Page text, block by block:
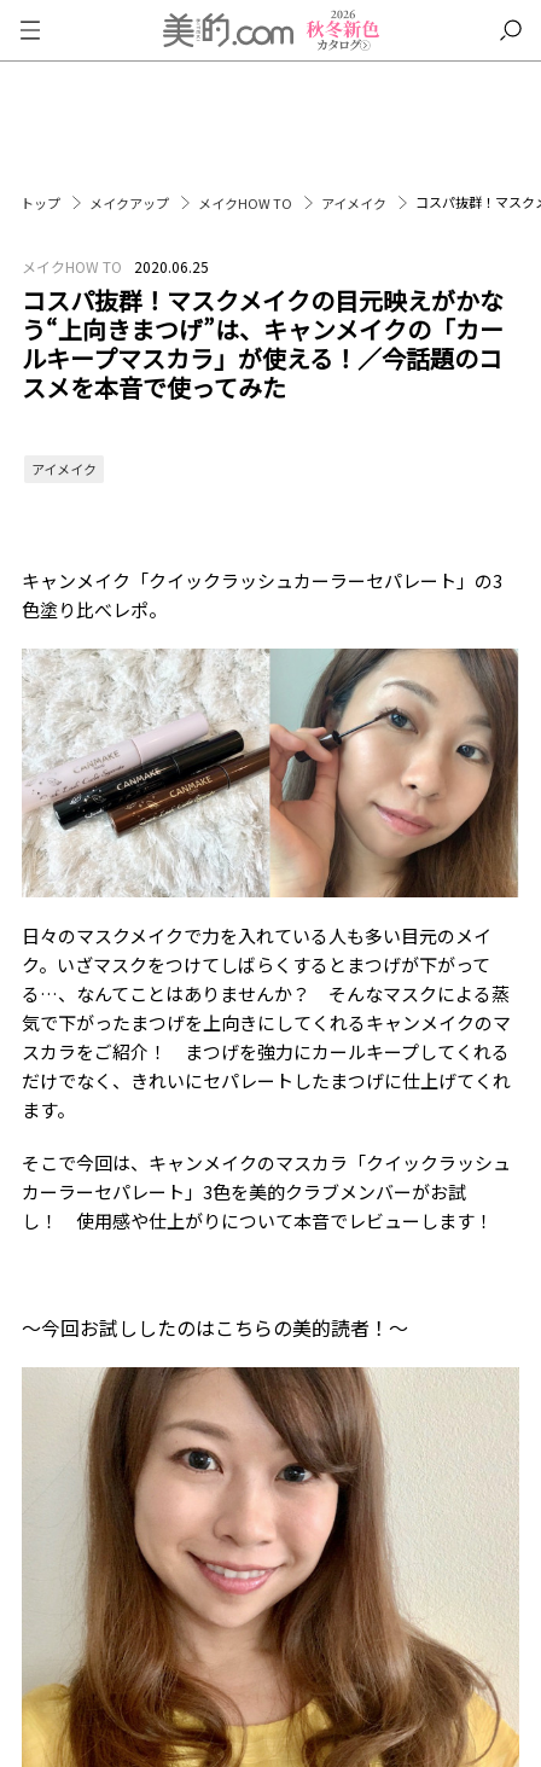
トップ メイクアップ メイクHOW TO アイメイク コスパ抜群！マスク
メイクHOW TO 2020.06.25
コスパ抜群！マスクメイクの目元映えがかな
う“上向きまつげ”は、キャンメイクの「カー
ルキープマスカラ」が使える！／今話題のコ
スメを本音で使ってみた
アイメイク
キャンメイク「クイックラッシュカーラーセパレート」の3
色塗り比べレポ。
日々のマスクメイクで力を入れている人も多い目元のメイ
ク。いざマスクをつけてしばらくするとまつげが下がって
る…、なんてことはありませんか？ そんなマスクによる蒸
気で下がったまつげを上向きにしてくれるキャンメイクのマ
スカラをご紹介！ まつげを強力にカールキープしてくれる
だけでなく、きれいにセパレートしたまつげに仕上げてくれ
ます。
そこで今回は、キャンメイクのマスカラ「クイックラッシュ
カーラーセパレート」 3色を美的クラブメンバーがお試
し！ 使用感や仕上がりについて本音でレビューします！
〜今回お試ししたのはこちらの美的読者！〜